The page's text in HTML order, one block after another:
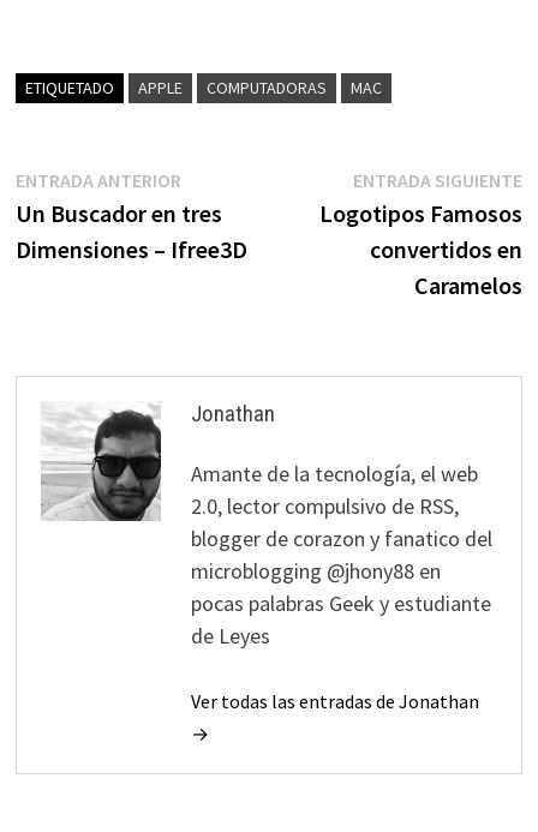
ETIQUETADO APPLE COMPUTADORAS MAC
Navegación
de
ENTRADA ANTERIOREntrada
anterior:
Un Buscador en tres
Dimensiones – Ifree3D
ENTRADA SIGUIENTE
Logotipos Famosos
convertidos en
Caramelos
Jonathan
Amante de la tecnología, el web
2.0, lector compulsivo de RSS,
blogger de corazon y fanatico del
microblogging @jhony88 en
pocas palabras Geek y estudiante
de Leyes
Ver todas las entradas de Jonathan
→